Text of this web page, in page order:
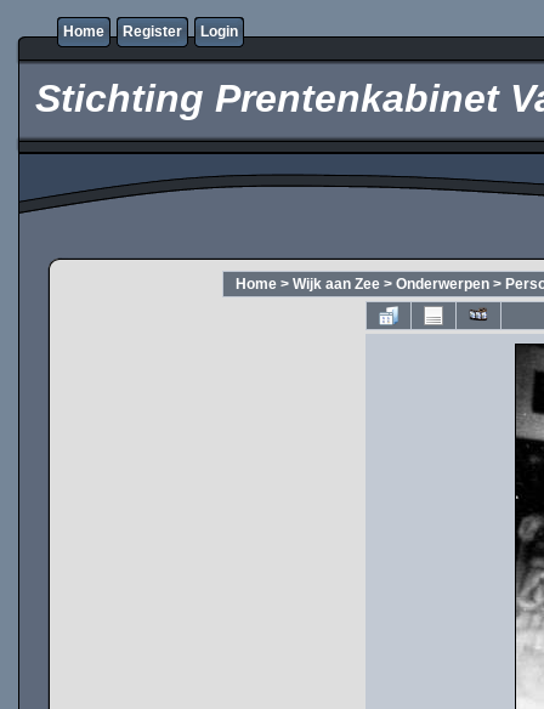
Home Register Login
Stichting Prentenkabinet
Home > Wijk aan Zee > Onderwerpen >